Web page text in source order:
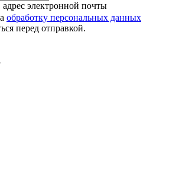
электронной почты
обработку персональных данных
перед отправкой.